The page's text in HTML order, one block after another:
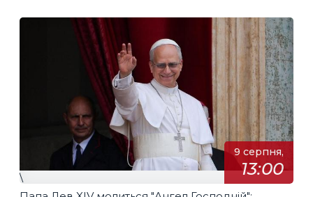
9 серпня,
13:00
\